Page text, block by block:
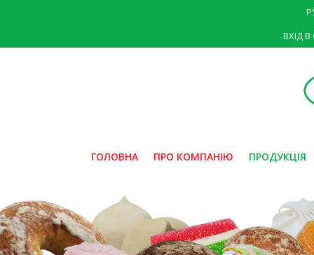
ВХІД
ГОЛОВНА ПРО КОМПАНІЮ ПРОДУКЦІЯ